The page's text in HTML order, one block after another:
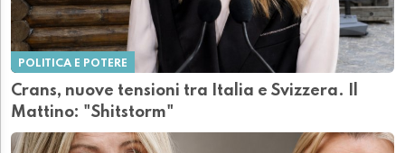
POLITICA E POTERE
Crans, nuove tensioni tra Italia e Svizzera. Il
Mattino: "Shitstorm"